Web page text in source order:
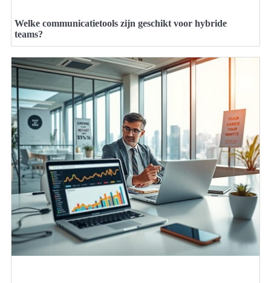
Welke communicatietools zijn geschikt voor hybride
teams?